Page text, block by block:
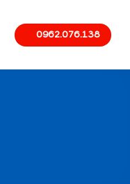
0962.076.138